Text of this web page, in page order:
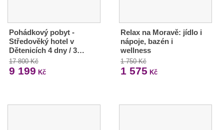
Pohádkový pobyt -
Středověký hotel v
Dětenicích 4 dny / 3…
17 800 Kč
9 199 Kč
Relax na Moravě: jídlo i
nápoje, bazén i
wellness
1 750 Kč
1 575 Kč